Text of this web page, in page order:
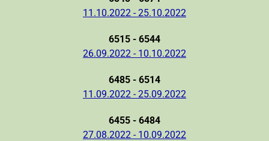
11.10.2022 - 25.10.2022
6515 - 6544
26.09.2022 - 10.10.2022
6485 - 6514
11.09.2022 - 25.09.2022
6455 - 6484
27.08.2022 - 10.09.2022